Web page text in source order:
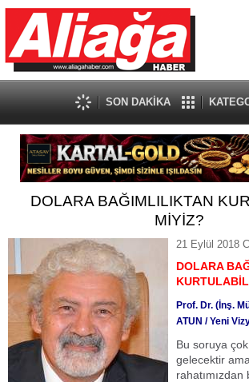
SON DAKİKA
DOLARA BAĞIMLILIKTAN
MİYİZ?
21 Eylül 2018
DOLARA
Prof. Dr. (İnş.
ATUN / Yeni
Bu soruya
gelecektir